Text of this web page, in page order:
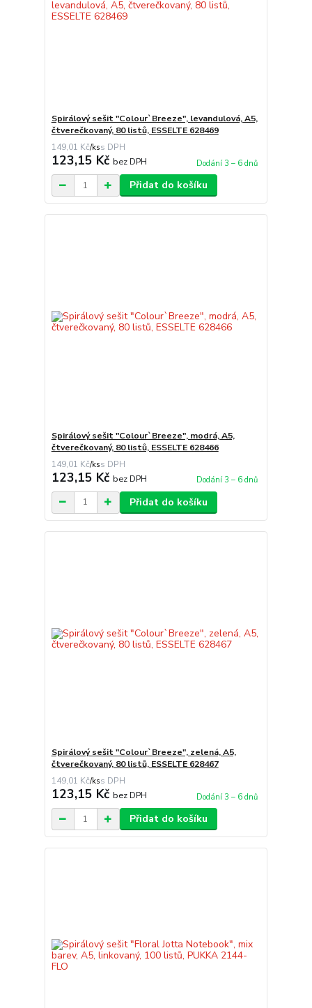
Spirálový sešit "Colour`Breeze", levandulová, A5,
čtverečkovaný, 80 listů, ESSELTE 628469
149,01 Kč/ks
123,15 Kč bez DPH Dodání 3 – 6 dnů
Přidat do košíku
Spirálový sešit "Colour`Breeze", modrá, A5,
čtverečkovaný, 80 listů, ESSELTE 628466
149,01 Kč/ks
123,15 Kč bez DPH Dodání 3 – 6 dnů
Přidat do košíku
Spirálový sešit "Colour`Breeze", zelená, A5,
čtverečkovaný, 80 listů, ESSELTE 628467
149,01 Kč/ks
123,15 Kč bez DPH Dodání 3 – 6 dnů
Přidat do košíku